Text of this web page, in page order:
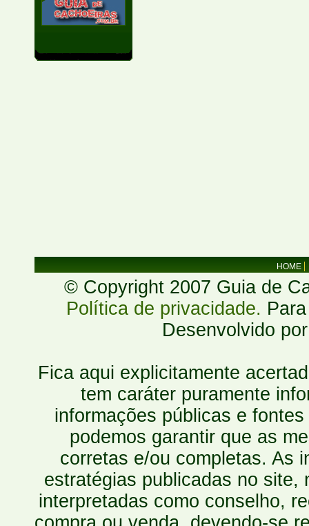
HOME
© Copyright 2007 Guia de
Política de privacidade.
Desenvolvido
Fica aqui explicitamente
tem caráter puramente
informações públicas e
podemos garantir que as
corretas e/ou completas. As
estratégias publicadas no site,
interpretadas como conselho,